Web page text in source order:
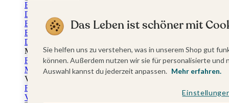
Einladungskarten Firmung
Dankeskarten Firmung
Einschulungskarten
Einladungskarten Einschulung
Danksagung Einschulung
Muttertag
Fotogeschenke Muttertag
Muttertagskarten
Vatertag
Fotogeschenke Vatertag
Vatertagskarten
Das Leben ist schöner mit
Sie helfen uns zu verstehen, was in unserem Shop gut
können. Außerdem nutzen wir sie für personalisierte
Auswahl kannst du jederzeit anpassen. Mehr erfahren.